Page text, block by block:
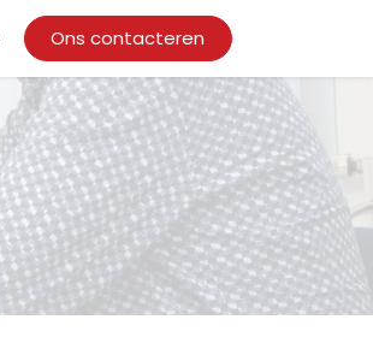
Blog Vacatures
Ons contacteren